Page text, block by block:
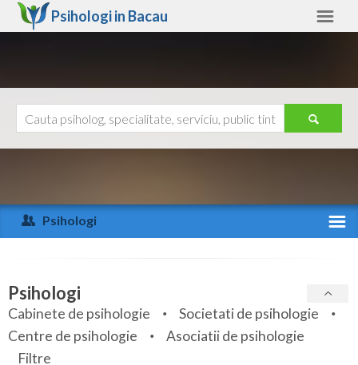
Psihologi in Bacau
Arad
Arges
Bihor
Bistrita-Nasaud
Ajutor
Psihologi
Specialitati
Servicii
Articole
Psihologi
Cabinete de psihologie
Societati de psihologie
Centre de psihologie
Asociatii de psihologie
Filtre